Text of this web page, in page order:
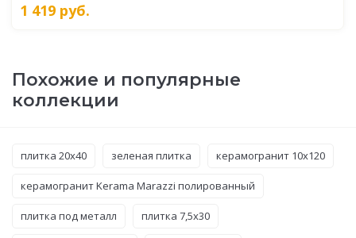
1 419 руб.
Похожие и популярные
коллекции
плитка 20x40 зеленая плитка керамогранит 10x120
керамогранит Kerama Marazzi полированный
плитка под металл плитка 7,5x30